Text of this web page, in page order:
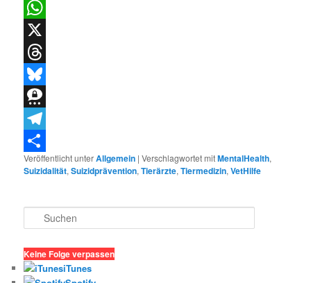
LinkedIn
WhatsApp
X
Threads
Bluesky
Threema
Telegram
Teilen
Veröffentlicht unterAllgemein |Verschlagwortet mitMentalHealth,
Suizidalität,Suizidprävention,Tierärzte,Tiermedizin,VetHilfe
u
h
e
n
Keine Folge verpassen
iTunes